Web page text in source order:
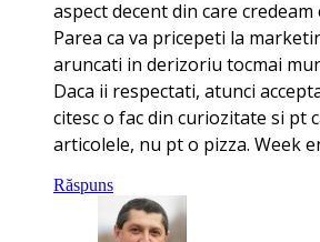
aspect decent din care
Parea ca va pricepeti la
aruncati in derizoriu tocmai
Daca ii respectati, atunci
citesc o fac din curiozitate si pt
articolele, nu pt o pizza. Week
Răspuns